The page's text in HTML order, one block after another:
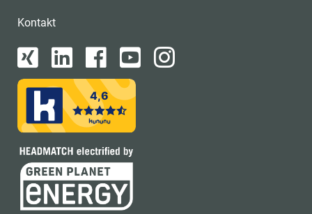
Kontakt